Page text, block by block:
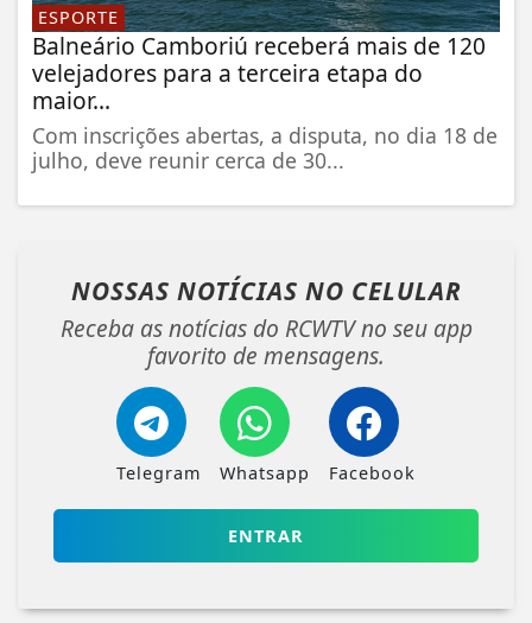
ESPORTE
Balneário Camboriú receberá mais de 120
velejadores para a terceira etapa do
maior...
Com inscrições abertas, a disputa, no dia 18 de
julho, deve reunir cerca de 30...
NOSSAS NOTÍCIAS NO CELULAR
Receba as notícias do RCWTV no seu app
favorito de mensagens.
Telegram Whatsapp Facebook
ENTRAR